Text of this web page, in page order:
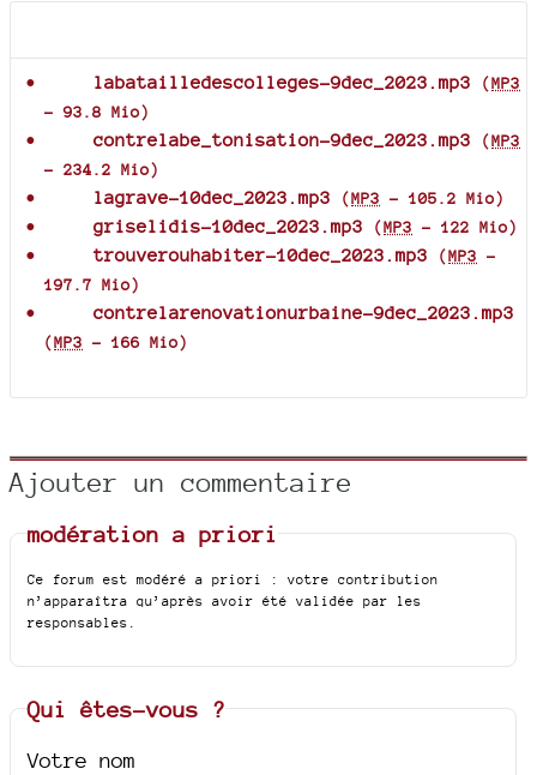
labatailledescolleges-9dec_2023.mp3 (MP3
-93.8 Mio)
contrelabe_tonisation-9dec_2023.mp3 (MP3
- 234.2 Mio)
lagrave-10dec_2023.mp3 (MP3 - 105.2 Mio)
griselidis-10dec_2023.mp3 (MP3 - 122 Mio)
trouverouhabiter-10dec_2023.mp3 (MP3 -
197.7 Mio)
contrelarenovationurbaine-9dec_2023.mp3
(MP3 - 166 Mio)
Ajouter un commentaire
modération a priori
Ce forum est modéré a priori : votre contribution
n’apparaîtra qu’après avoir été validée par les
responsables.
Qui êtes-vous ?
Votre nom